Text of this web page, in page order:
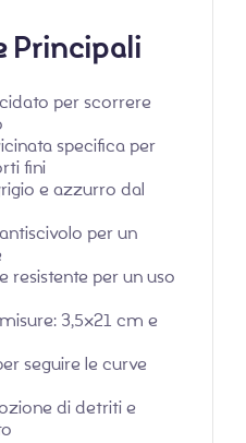
Principali
per scorrere
specifica per
fini
e azzurro dal
per un
resistente per un uso
3,5×21 cm e
seguire le curve
di detriti e